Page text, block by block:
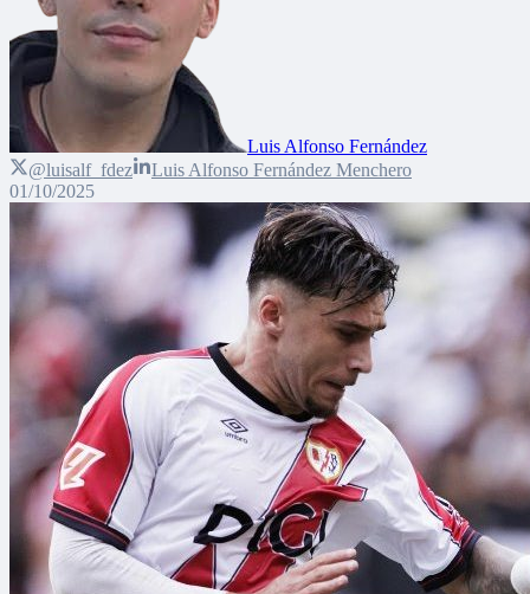
Luis Alfonso Fernández
@luisalf_fdez
Luis Alfonso Fernández Menchero
01/10/2025